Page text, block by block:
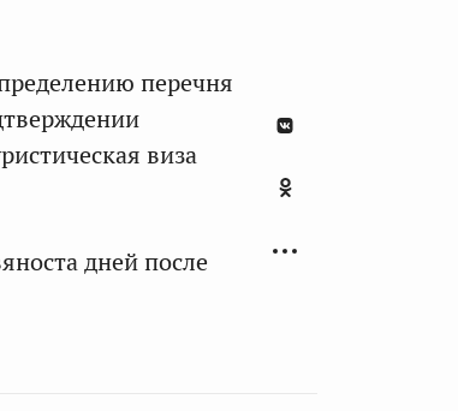
перечня
виза
дней после